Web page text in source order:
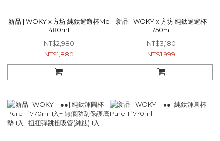
新品 | WOKY x 方坊 純鈦遛遛杯Me
480ml
NT$2,980
NT$1,880
新品 | WOKY x 方坊 純鈦遛遛杯
750ml
NT$3,180
NT$1,999